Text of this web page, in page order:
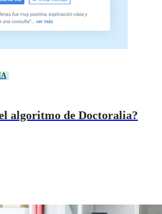
algoritmo de Doctoralia?